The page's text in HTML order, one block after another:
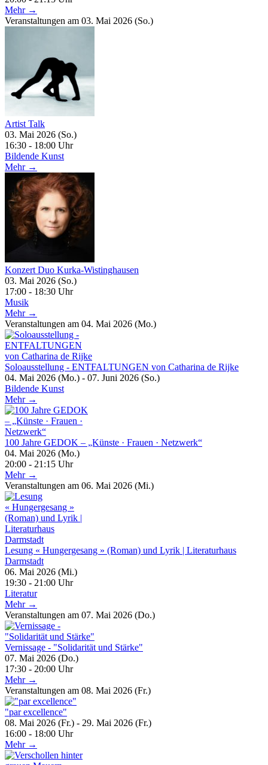
Mehr →
Veranstaltungen am 03. Mai 2026 (So.)
Artist Talk
03. Mai 2026 (So.)
16:30 - 18:00 Uhr
Bildende Kunst
Mehr →
Konzert Duo Kurka-Wistinghausen
03. Mai 2026 (So.)
17:00 - 18:30 Uhr
Musik
Mehr →
Veranstaltungen am 04. Mai 2026 (Mo.)
Soloausstellung - ENTFALTUNGEN von Catharina de Rijke
04. Mai 2026 (Mo.) - 07. Juni 2026 (So.)
Bildende Kunst
Mehr →
100 Jahre GEDOK – „Künste · Frauen · Netzwerk“
04. Mai 2026 (Mo.)
20:00 - 21:15 Uhr
Mehr →
Veranstaltungen am 06. Mai 2026 (Mi.)
Lesung « Hungergesang » (Roman) und Lyrik | Literaturhaus
Darmstadt
06. Mai 2026 (Mi.)
19:30 - 21:00 Uhr
Literatur
Mehr →
Veranstaltungen am 07. Mai 2026 (Do.)
Vernissage - "Solidarität und Stärke"
07. Mai 2026 (Do.)
17:30 - 20:00 Uhr
Mehr →
Veranstaltungen am 08. Mai 2026 (Fr.)
"par excellence"
08. Mai 2026 (Fr.) - 29. Mai 2026 (Fr.)
16:00 - 18:00 Uhr
Mehr →